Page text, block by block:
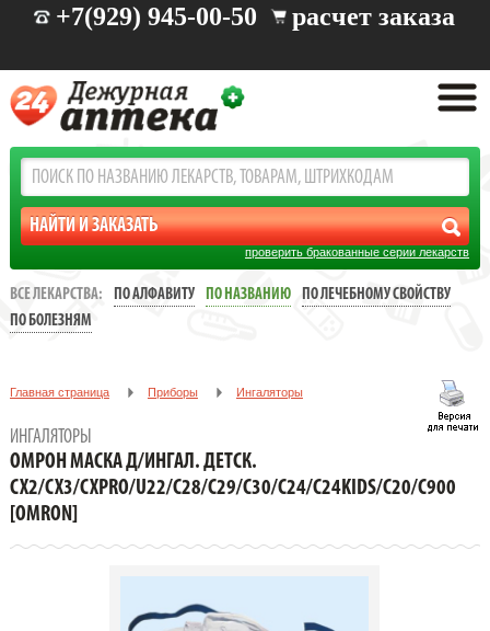
+7(929) 945-00-50 расчет заказа
проверить бракованные серии лекарств
ВСЕ ЛЕКАРСТВА: ПО АЛФАВИТУ ПО НАЗВАНИЮ
ПО ЛЕЧЕБНОМУ СВОЙСТВУ
ПО БОЛЕЗНЯМ
Главная страница Приборы Ингаляторы
CX2/CX3/CXPRO/U22/C28/C29/C30/C24/C24KIDS/C20/C900
ИНГАЛЯТОРЫ
ОМРОН МАСКА Д/ИНГАЛ. ДЕТСК.
CX2/CX3/CXPRO/U22/C28/C29/C30/C24/C24KIDS/C20/C900
[OMRON]